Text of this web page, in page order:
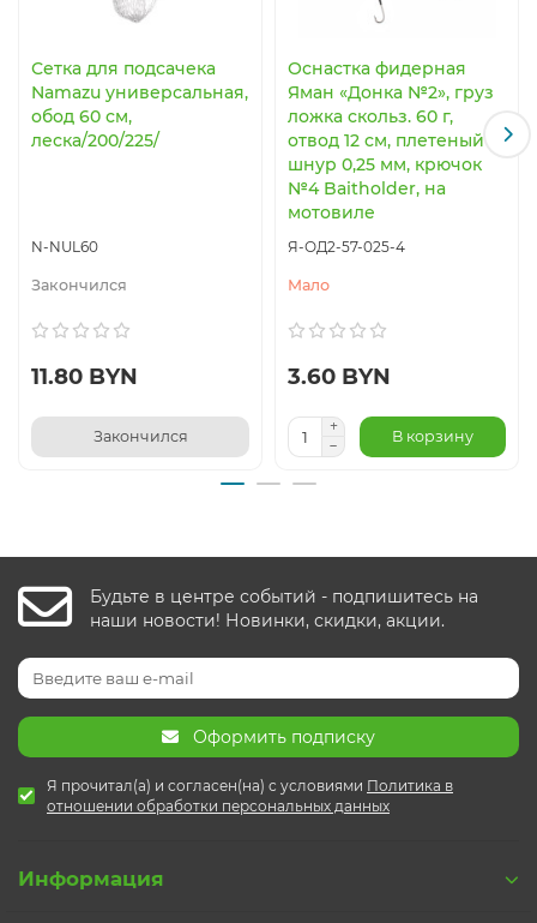
Сетка для подсачека
Namazu универсальная,
обод 60 см,
леска/200/225/
N-NUL60
Закончился
11.80 BYN
Закончился
Оснастка фидерная
Яман «Донка №2», груз
ложка скольз. 60 г,
отвод 12 см, плетеный
шнур 0,25 мм, крючок
№4 Baitholder, на
мотовиле
Я-ОД2-57-025-4
Мало
3.60 BYN
В корзину
Будьте в центре событий - подпишитесь на
наши новости! Новинки, скидки, акции.
Оформить подписку
Я прочитал(а) и согласен(на) с условиями Политика в
отношении обработки персональных данных
Информация